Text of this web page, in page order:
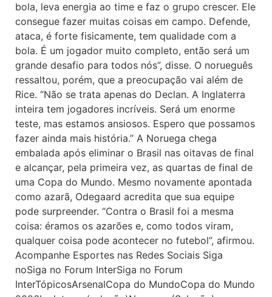
bola, leva energia ao time e faz o grupo crescer. Ele
consegue fazer muitas coisas em campo. Defende,
ataca, é forte fisicamente, tem qualidade com a
bola. É um jogador muito completo, então será um
grande desafio para todos nós”, disse. O norueguês
ressaltou, porém, que a preocupação vai além de
Rice. “Não se trata apenas do Declan. A Inglaterra
inteira tem jogadores incríveis. Será um enorme
teste, mas estamos ansiosos. Espero que possamos
fazer ainda mais história.” A Noruega chega
embalada após eliminar o Brasil nas oitavas de final
e alcançar, pela primeira vez, as quartas de final de
uma Copa do Mundo. Mesmo novamente apontada
como azarã, Odegaard acredita que sua equipe
pode surpreender. “Contra o Brasil foi a mesma
coisa: éramos os azarões e, como todos viram,
qualquer coisa pode acontecer no futebol”, afirmou.
Acompanhe Esportes nas Redes Sociais Siga
noSiga no Forum InterSiga no Forum
InterTópicosArsenalCopa do MundoCopa do Mundo